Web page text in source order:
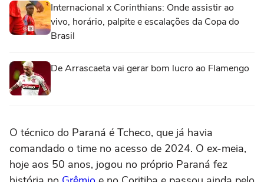
Internacional x Corinthians: Onde assistir ao
vivo, horário, palpite e escalações da Copa do
Brasil
De Arrascaeta vai gerar bom lucro ao Flamengo
O técnico do Paraná é Tcheco, que já havia
comandado o time no acesso de 2024. O ex-meia,
hoje aos 50 anos, jogou no próprio Paraná fez